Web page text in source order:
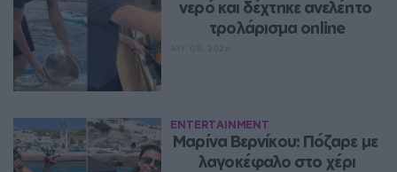
νερό και δέχτηκε ανελέητο
τρολάρισμα online
ENTERTAINMENT
Μαρίνα Βερνίκου: Πόζαρε με
λαγοκέφαλο στο χέρι